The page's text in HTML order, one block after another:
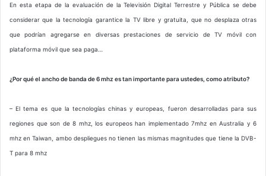
En esta etapa de la evaluación de la Televisión Digital Terrestre y Pública se debe
considerar que la tecnología garantice la TV libre y gratuita, que no desplaza otras
que podrían agregarse en diversas prestaciones de servicio de TV móvil con
plataforma móvil que sea paga…
¿Por qué el ancho de banda de 6 mhz es tan importante para ustedes, como atributo?
– El tema es que la tecnologías chinas y europeas, fueron desarrolladas para sus
regiones que son de 8 mhz, los europeos han implementado 7mhz en Australia y 6
mhz en Taiwan, ambo despliegues no tienen las mismas magnitudes que tiene la DVB-
T para 8 mhz